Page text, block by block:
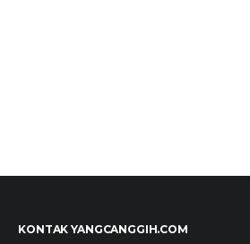
KONTAK YANGCANGGIH.COM